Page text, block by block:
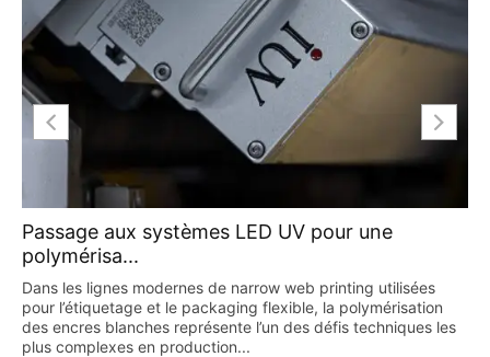
Passage aux systèmes LED UV pour une
polymérisa...
Dans les lignes modernes de narrow web printing utilisées
pour l’étiquetage et le packaging flexible, la polymérisation
des encres blanches représente l’un des défis techniques les
plus complexes en production...